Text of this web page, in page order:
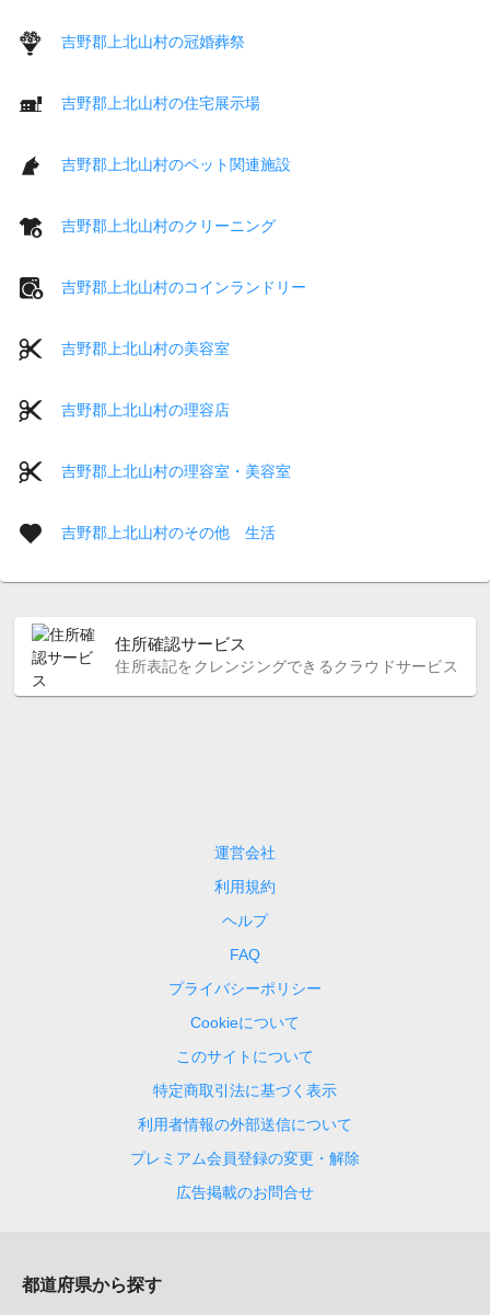
吉野郡上北山村の冠婚葬祭
吉野郡上北山村の住宅展示場
吉野郡上北山村のペット関連施設
吉野郡上北山村のクリーニング
吉野郡上北山村のコインランドリー
吉野郡上北山村の美容室
吉野郡上北山村の理容店
吉野郡上北山村の理容室・美容室
吉野郡上北山村のその他 生活
住所確認サービス
住所表記をクレンジングできるクラウドサービス
運営会社
利用規約
ヘルプ
FAQ
プライバシーポリシー
Cookieについて
このサイトについて
特定商取引法に基づく表示
利用者情報の外部送信について
プレミアム会員登録の変更・解除
広告掲載のお問合せ
都道府県から探す